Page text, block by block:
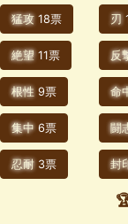
猛攻 18票 刃
絶望 11票 反
根性 9票 命
集中 6票 闘
忍耐 3票 封